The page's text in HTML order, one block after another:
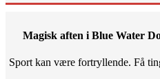
Magisk aften i Blue Water
Sport kan være fortryllende. Få